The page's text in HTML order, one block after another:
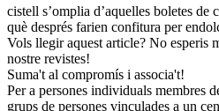
cistell s’omplia d’aquelles boletes
què després farien confitura per
Vols llegir aquest article? No esperis
nostre revistes!
Suma't al compromís i associa't!
Per a persones individuals membres
grups de persones vinculades a un